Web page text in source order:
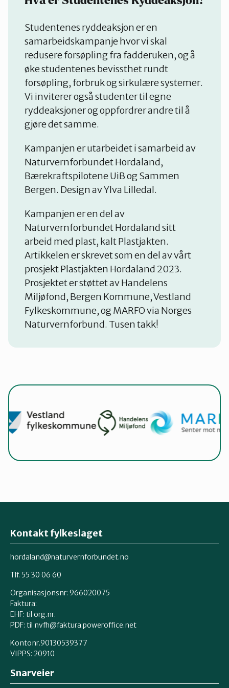
Studentenes ryddeaksjon er en
samarbeidskampanje hvor vi skal
redusere forsøpling fra fadderuken, og å
øke studentenes bevissthet rundt
forsøpling, forbruk og sirkulære systemer.
Vi inviterer også studenter til egne
ryddeaksjoner og oppfordrer andre til å
gjøre det samme.
Kampanjen er utarbeidet i samarbeid av
Naturvernforbundet Hordaland,
Bærekraftspilotene UiB og Sammen
Bergen. Design av Ylva Lilledal.
Kampanjen er en del av
Naturvernforbundet Hordaland sitt
arbeid med plast, kalt Plastjakten.
Artikkelen er skrevet som en del av vårt
prosjekt Plastjakten Hordaland 2023.
Prosjektet er støttet av Handelens
Miljøfond, Bergen Kommune, Vestland
Fylkeskommune, og MARFO via Norges
Naturvernforbund. Tusen takk!
Kontakt fylkeslaget
hordaland@naturvernforbundet.no
Tlf. 55 30 06 60
Organisasjonsnr: 966020075
Faktura:
EHF: til org.nr.
PDF: til nvfh@faktura.poweroffice.net
Kontonr.90130539377
VIPPS: 20910
Snarveier